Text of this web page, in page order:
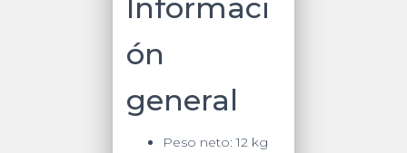
Informaci
ón
general
Peso neto: 12 kg